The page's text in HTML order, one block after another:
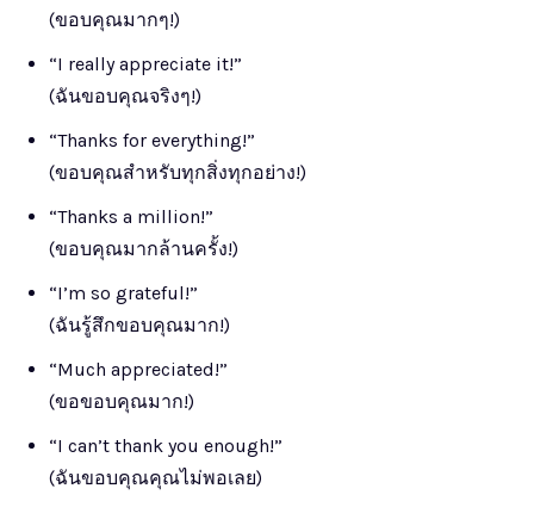
(ขอบคุณมากๆ!)
“I really appreciate it!”
(ฉันขอบคุณจริงๆ!)
“Thanks for everything!”
(ขอบคุณสำหรับทุกสิ่งทุกอย่าง!)
“Thanks a million!”
(ขอบคุณมากล้านครั้ง!)
“I’m so grateful!”
(ฉันรู้สึกขอบคุณมาก!)
“Much appreciated!”
(ขอขอบคุณมาก!)
“I can’t thank you enough!”
(ฉันขอบคุณคุณไม่พอเลย)